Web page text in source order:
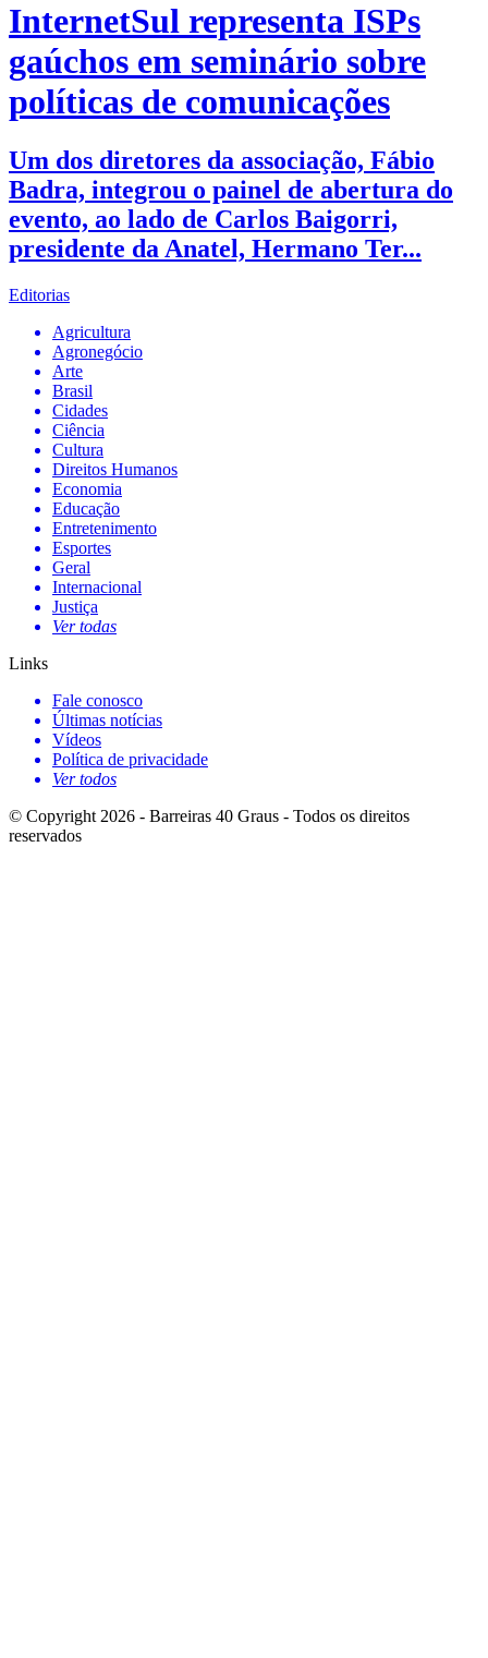
InternetSul representa ISPs
gaúchos em seminário sobre
políticas de comunicações
Um dos diretores da associação, Fábio
Badra, integrou o painel de abertura do
evento, ao lado de Carlos Baigorri,
presidente da Anatel, Hermano Ter...
Editorias
Agricultura
Agronegócio
Arte
Brasil
Cidades
Ciência
Cultura
Direitos Humanos
Economia
Educação
Entretenimento
Esportes
Geral
Internacional
Justiça
Ver todas
Links
Fale conosco
Últimas notícias
Vídeos
Política de privacidade
Ver todos
© Copyright 2026 - Barreiras 40 Graus - Todos os direitos
reservados